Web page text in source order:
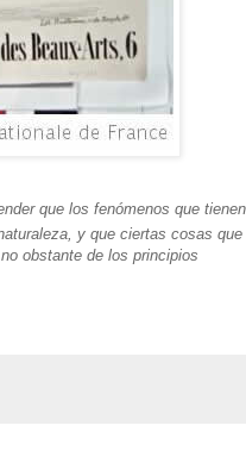
que los fenómenos que tienen
y que ciertas cosas que
obstante de los principios